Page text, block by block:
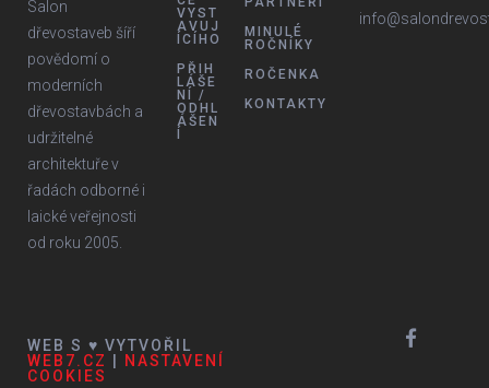
Salon
dřevostaveb šíří
povědomí o
moderních
dřevostavbách a
udržitelné
architektuře v
řadách odborné i
laické veřejnosti
od roku 2005.
VYST
AVUJ
ÍCÍHO
PŘIH
LÁŠE
NÍ /
ODHL
ÁŠEN
MINULÉ
ROČNÍKY
ROČENKA
KONTAKTY
WEB S ♥ VYTVOŘIL
WEB7.CZ
NASTAVENÍ
COOKIES